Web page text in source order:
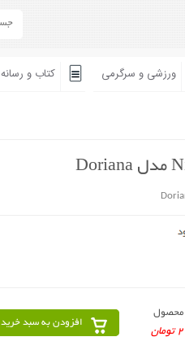
ورزشی و سرگرمی کتاب و رسانه
محصول
افزودن به سبد خرید